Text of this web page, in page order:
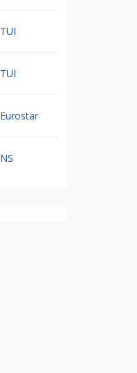
TUI
TUI
Eurostar
NS